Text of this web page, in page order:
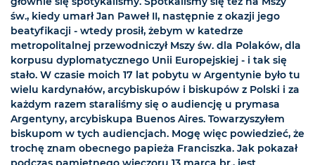
św., kiedy umarł Jan Paweł II, następnie z okazji jego
beatyfikacji - wtedy prosił, żebym w katedrze
metropolitalnej przewodniczył Mszy św. dla Polaków, dla
korpusu dyplomatycznego Unii Europejskiej - i tak się
stało. W czasie moich 17 lat pobytu w Argentynie było tu
wielu kardynałów, arcybiskupów i biskupów z Polski i za
każdym razem staraliśmy się o audiencję u prymasa
Argentyny, arcybiskupa Buenos Aires. Towarzyszyłem
biskupom w tych audiencjach. Mogę więc powiedzieć, że
trochę znam obecnego papieża Franciszka. Jak pokazał